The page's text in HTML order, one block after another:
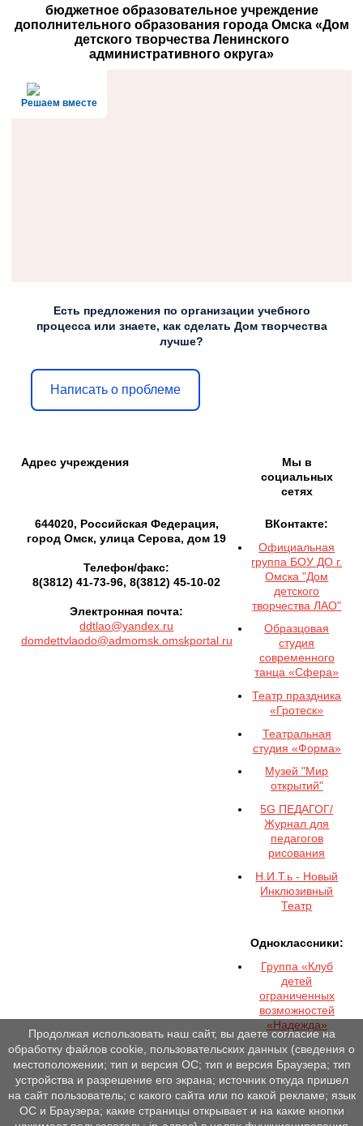
бюджетное образовательное учреждение
дополнительного образования города Омска «Дом
детского творчества Ленинского
административного округа»
Решаем вместе
Есть предложения по организации учебного
процесса или знаете, как сделать Дом творчества
лучше?
Написать о проблеме
Адрес учреждения
Мы в
социальных
сетях
644020, Российская Федерация,
город Омск, улица Серова, дом 19
Телефон/факс:
8(3812) 41-73-96, 8(3812) 45-10-02
Электронная почта:
ddtlao@yandex.ru
domdettvlaodo@admomsk.omskportal.ru
ВКонтакте:
Официальная
группа БОУ ДО г.
Омска "Дом
детского
творчества ЛАО"
Образцовая
студия
современного
танца «Сфера»
Театр праздника
«Гротеск»
Театральная
студия «Форма»
Музей "Мир
открытий"
5G ПЕДАГОГ/
Журнал для
педагогов
рисования
Н.И.Т.ь - Новый
Инклюзивный
Театр
Одноклассники:
Группа «Клуб
детей
ограниченных
возможностей
«Надежда»
Продолжая использовать наш сайт, вы даете согласие на
обработку файлов cookie, пользовательских данных (сведения о
местоположении; тип и версия ОС; тип и версия Браузера; тип
устройства и разрешение его экрана; источник откуда пришел
на сайт пользователь; с какого сайта или по какой рекламе; язык
ОС и Браузера; какие страницы открывает и на какие кнопки